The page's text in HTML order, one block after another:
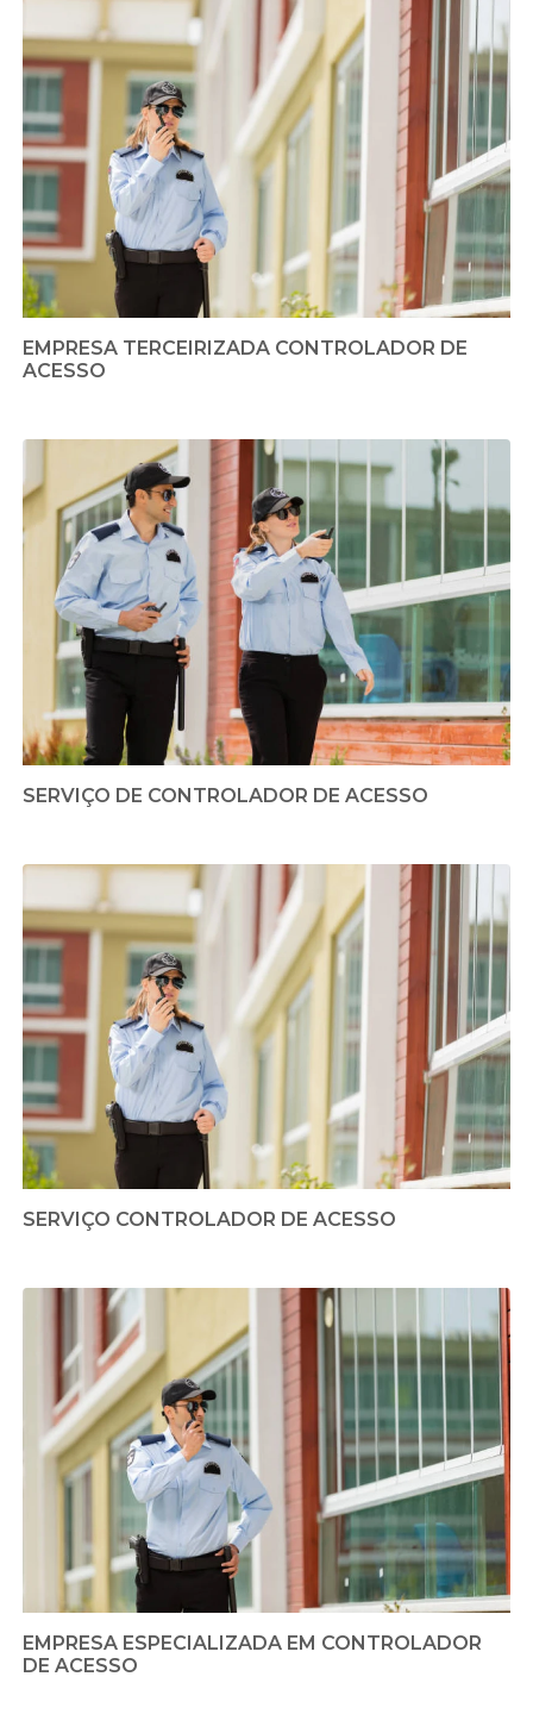
EMPRESA TERCEIRIZADA CONTROLADOR DE
ACESSO
SERVIÇO DE CONTROLADOR DE ACESSO
SERVIÇO CONTROLADOR DE ACESSO
EMPRESA ESPECIALIZADA EM CONTROLADOR
DE ACESSO